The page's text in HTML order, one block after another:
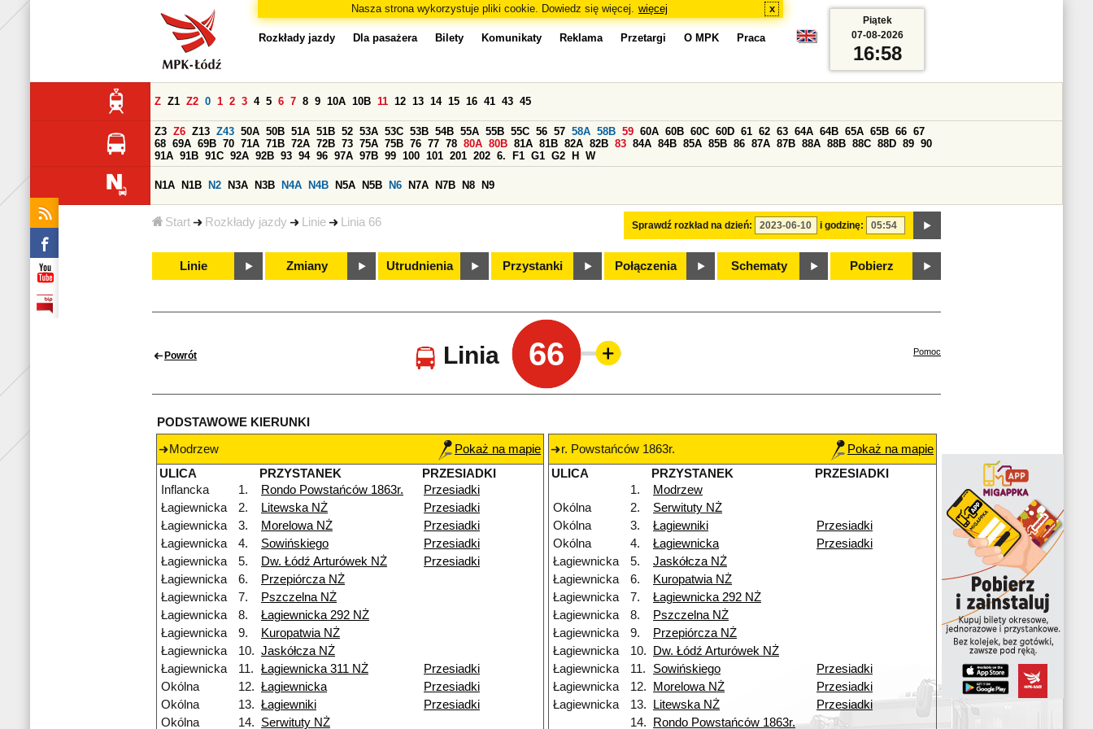
Nasza strona wykorzystuje pliki cookie. Dowiedz się więcej. więcej x
Start Rozkłady jazdy Linie Linia 66
Rozkłady jazdy Dla pasażera Bilety Komunikaty Reklama Przetargi O MPK Praca
Sprawdź rozkład na dzień: i godzinę:
Z Z1 Z2 0 1 2 3 4 5 6 7 8 9 10A 10B 11 12 13 14 15 16 41 43 45
Z3 Z6 Z13 Z43 50A 50B 51A 51B 52 53A 53C 53B 54B 55A 55B 55C 56 57 58A 58B 59 60A 60B 60C 60D 61 62 63 64A 64B 65A 65B 66 67
68 69A 69B 70 71A 71B 72A 72B 73 75A 75B 76 77 78 80A 80B 81A 81B 82A 82B 83 84A 84B 85A 85B 86 87A 87B 88A 88B 88C 88D 89 90
91A 91B 91C 92A 92B 93 94 96 97A 97B 99 100 101 201 202 6. F1 G1 G2 H W
N1A N1B N2 N3A N3B N4A N4B N5A N5B N6 N7A N7B N8 N9
Linie Zmiany Utrudnienia Przystanki Połączenia Schematy Pobierz
Piątek
07-08-2026
16:58
Powrót Linia 66 Pomoc
PODSTAWOWE KIERUNKI
Modrzew
Pokaż na mapie
ULICA
PRZYSTANEK
PRZESIADKI
Inflancka
1. Rondo Powstańców 1863r.
Przesiadki
Łagiewnicka
2. Litewska NŻ
Przesiadki
Łagiewnicka
3. Morelowa NŻ
Przesiadki
Łagiewnicka
4. Sowińskiego
Przesiadki
Łagiewnicka
5. Dw. Łódź Arturówek NŻ
Przesiadki
Łagiewnicka
6.
Przepiórcza NŻ
Łagiewnicka
7.
Pszczelna NŻ
Łagiewnicka
8.
Łagiewnicka 292 NŻ
Łagiewnicka
9.
Kuropatwia NŻ
Łagiewnicka
10. Jaskółcza NŻ
Łagiewnicka
11. Łagiewnicka 311 NŻ
Przesiadki
Okólna
12. Łagiewnicka
Przesiadki
Okólna
13. Łagiewniki
Przesiadki
Okólna
14. Serwituty NŻ
r. Powstańców 1863r.
Pokaż na mapie
ULICA
PRZYSTANEK
PRZESIADKI
1.
Modrzew
Okólna
2.
Serwituty NŻ
Okólna
3. Łagiewniki
Przesiadki
Okólna
4. Łagiewnicka
Przesiadki
Łagiewnicka
5.
Jaskółcza NŻ
Łagiewnicka
6.
Kuropatwia NŻ
Łagiewnicka
7.
Łagiewnicka 292 NŻ
Łagiewnicka
8.
Pszczelna NŻ
Łagiewnicka
9.
Przepiórcza NŻ
Łagiewnicka
10.
Dw. Łódź Arturówek NŻ
Łagiewnicka
11. Sowińskiego
Przesiadki
Łagiewnicka
12. Morelowa NŻ
Przesiadki
Łagiewnicka
13. Litewska NŻ
Przesiadki
14.
Rondo Powstańców 1863r.